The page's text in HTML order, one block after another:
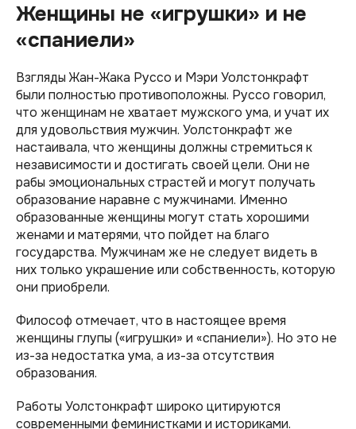
Женщины не «игрушки» и не
«спаниели»
Взгляды Жан-Жака Руссо и Мэри Уолстонкрафт
были полностью противоположны. Руссо говорил,
что женщинам не хватает мужского ума, и учат их
для удовольствия мужчин. Уолстонкрафт же
настаивала, что женщины должны стремиться к
независимости и достигать своей цели. Они не
рабы эмоциональных страстей и могут получать
образование наравне с мужчинами. Именно
образованные женщины могут стать хорошими
женами и матерями, что пойдет на благо
государства. Мужчинам же не следует видеть в
них только украшение или собственность, которую
они приобрели.
Философ отмечает, что в настоящее время
женщины глупы («игрушки» и «спаниели»). Но это не
из-за недостатка ума, а из-за отсутствия
образования.
Работы Уолстонкрафт широко цитируются
современными феминистками и историками.